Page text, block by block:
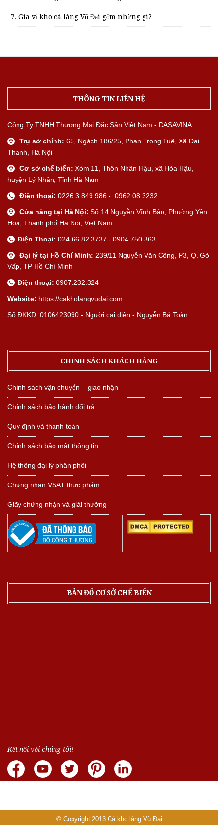
Gia vị kho cá làng Vũ Đại gồm những gì?
THÔNG TIN LIÊN HỆ
Công Ty TNHH Thương Mại Đặc Sản Việt Nam - DASAVINA
Trụ sở chính: 65, Ngách 186/25, Phan Trọng Tuệ, Xã Đại
Thanh, Hà Nội
Cơ sở chế biến: Xóm 11, Thôn Nhân Hậu, xã Hòa Hậu,
huyện Lý Nhân, Tỉnh Hà Nam
Điện thoại: 0226.3.849.986 - 0962.08.3232
Cửa hàng tại Hà Nội: Số 14 Nguyễn Vĩnh Bảo, Phường Yên
Hòa, Thành phố Hà Nội, Việt Nam
Điện Thoại: 024.66.82.3737 - 0904.750.363
Đại lý tại Hồ Chí Minh: 239/11 Nguyễn Văn Công, P3, Q. Gò
Vấp, TP Hồ Chí Minh
Điện thoại: 0907.232.324
Website: https://cakholangvudai.com
Số ĐKKD: 0106423090 - Người đại diện - Nguyễn Bá Toàn
CHÍNH SÁCH KHÁCH HÀNG
Chính sách vận chuyển – giao nhận
Chính sách bảo hành đổi trả
Quy định và thanh toán
Chính sách bảo mật thông tin
Hệ thống đại lý phân phối
Chứng nhận VSAT thực phẩm
Giấy chứng nhận và giải thưởng
BẢN ĐỒ CƠ SỞ CHẾ BIẾN
Kết nối với chúng tôi!
© Copyright 2013 Cá kho làng Vũ Đại